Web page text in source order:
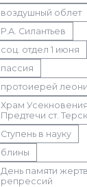
воздушный облет
Р.А. Силантьев
соц. отдел 1 июня
пассия
протоиерей
Храм
Предтечи ст.
Ступень в науку
блины
День памяти
репрессий